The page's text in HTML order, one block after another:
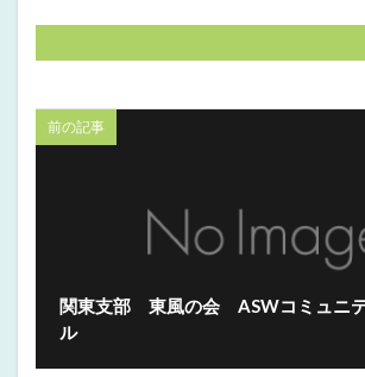
前の記事
関東支部 東風の会 ASWコミュニ
ル